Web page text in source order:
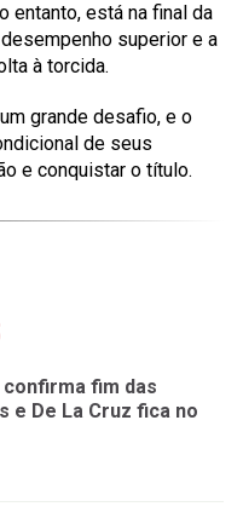
entanto, está na final da
superior e a
à torcida.
grande desafio, e o
de seus
e conquistar o título.
fim das
e De La Cruz fica no